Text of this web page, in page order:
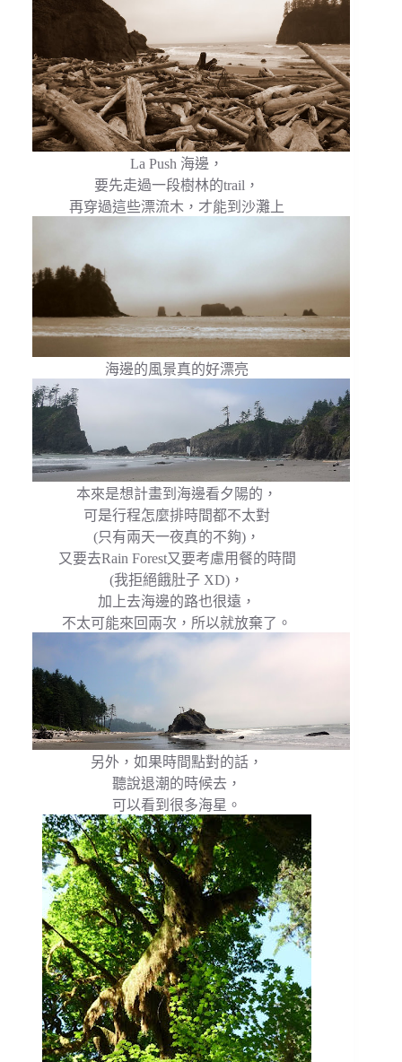
La Push 海邊，
要先走過一段樹林的trail，
再穿過這些漂流木，才能到沙灘上
海邊的風景真的好漂亮
本來是想計畫到海邊看夕陽的，
可是行程怎麼排時間都不太對
(只有兩天一夜真的不夠)，
又要去Rain Forest又要考慮用餐的時間
(我拒絕餓肚子 XD)，
加上去海邊的路也很遠，
不太可能來回兩次，所以就放棄了。
另外，如果時間點對的話，
聽說退潮的時候去，
可以看到很多海星。